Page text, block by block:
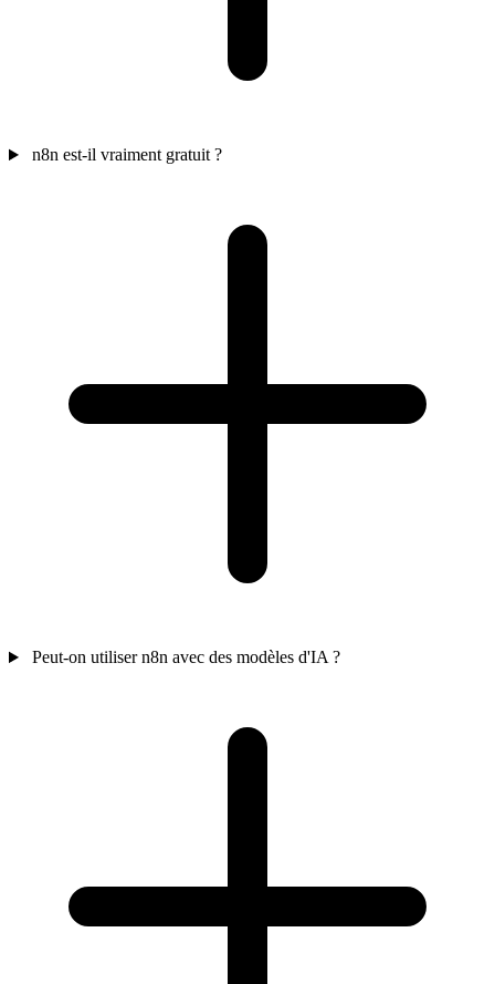
n8n est-il vraiment gratuit ?
Peut-on utiliser n8n avec des modèles d'IA ?